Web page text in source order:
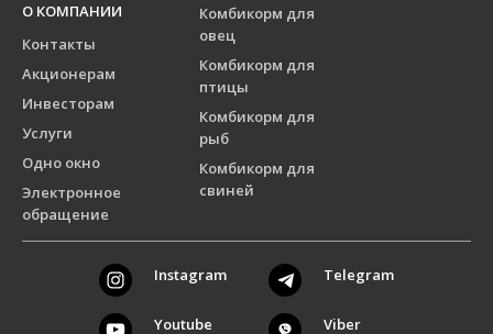
Комбикорм для
овец
Комбикорм для
птицы
Комбикорм для
рыб
Комбикорм для
свиней
О КОМПАНИИ
Контакты
Акционерам
Инвесторам
Услуги
Одно окно
Электронное
обращение
Instagram Telegram
Youtube Viber